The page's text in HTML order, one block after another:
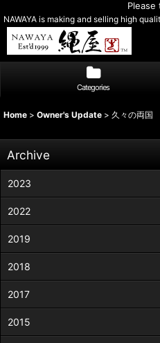
NAWAYA is making and selling high
Categories
Home > Owner's Update > 久々の両国
Archive
2023
2022
2019
2018
2017
2015